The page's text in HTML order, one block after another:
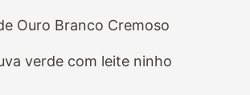
Ouro Branco Cremoso
verde com leite ninho